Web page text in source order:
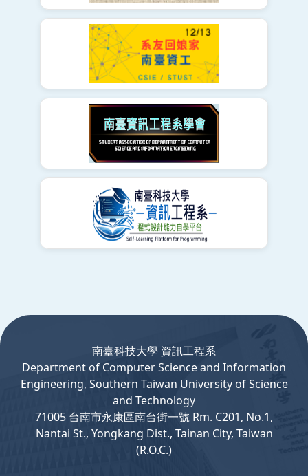
南臺科技大學 資訊工程系
Departmentof ComputerScience and Information
Engineering, Southern Taiwan University of Science
and Technology
71005 台南市永康區南台街一號 Rm. C201, No.1,
Nantai St., Yongkang Dist., Tainan City, Taiwan
(R.O.C.)